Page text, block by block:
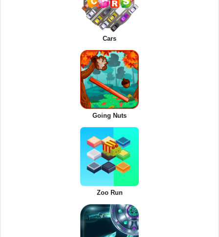
Cars
Going Nuts
Zoo Run